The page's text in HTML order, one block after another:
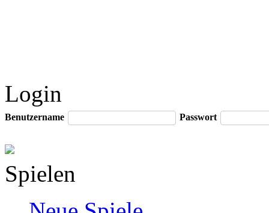
Login
Benutzername Passwort
Spielen